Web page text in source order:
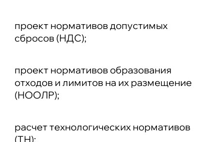
проект нормативов допустимых
сбросов (НДС);
проект нормативов образования
отходов и лимитов на их размещение
(НООЛР);
расчет технологических нормативов
(ТН);